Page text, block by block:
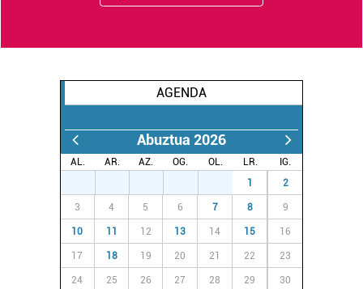
AGENDA
Abuztua 2026
AL. AR. AZ. OG. OL. LR.
IG.
1 2
3 4 5 6 7 8 9
10 11 12 13 14 15 16
17 18 19 20 21 22 23
24 25 26 27 28 29 30